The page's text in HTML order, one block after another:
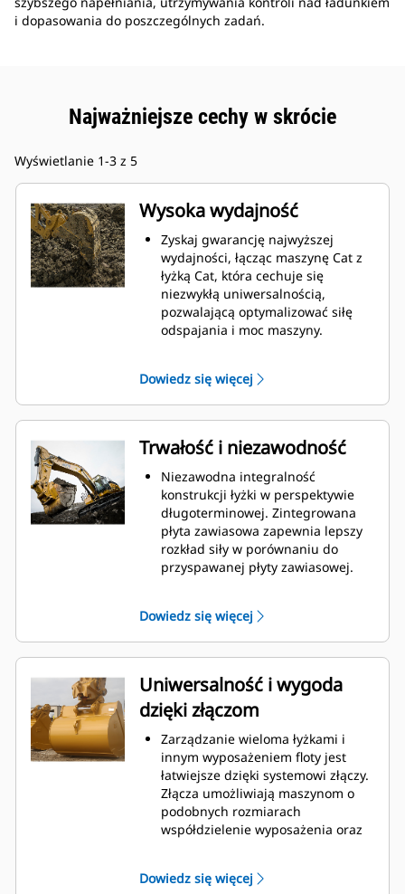
i dopasowania do poszczególnych zadań.
Najważniejsze cechy w skrócie
Wyświetlanie 1-3 z 5
Wysoka wydajność
Zyskaj gwarancję najwyższej
wydajności, łącząc maszynę Cat z
łyżką Cat, która cechuje się
niezwykłą uniwersalnością,
pozwalającą optymalizować siłę
odspajania i moc maszyny.
materiału na łyżkę. Zwiększony
prześwit lemiesza zapewnia
zmniejszony opór dolnej części
łyżki, co obniża koszty związane z
konserwacją.
Zużycie paliwa jest najwyższe
podczas kopania. Łyżki Cat
gwarantują szybkie cięcie
materiału w celu zwiększenia
ogólnej wydajności pracy maszyny.
Możesz załadować większą ilość
pozwalają utrzymać większość
materiału w łyżce podczas każdego
załadunku.
Dowiedz się więcej
Trwałość i niezawodność
Niezawodna integralność
konstrukcji łyżki w perspektywie
długoterminowej. Zintegrowana
płyta zawiasowa zapewnia lepszy
rozkład siły w porównaniu do
przyspawanej płyty zawiasowej.
odpornej na ścieranie stali,
zwłaszcza w przypadku
podzespołów podatnych na
nadmierne zużycie.
Chroń najważniejsze, podatne na
zużycie obszary łyżki za pomocą
osprzętu do prac ziemnych (GET)
Cat.
Zwiększ produkcję w
wymagających zastosowaniach,
ułatw penetrację podczas
stertowania i skróć czas trwania
cyklu za pomocą systemu Cat®
Montuj i demontuj końcówki
Dowiedz się więcej
Uniwersalność i wygoda
dzięki złączom
Zarządzanie wieloma łyżkami i
innym wyposażeniem floty jest
łatwiejsze dzięki systemowi złączy.
Złącza umożliwiają maszynom o
podobnych rozmiarach
współdzielenie wyposażenia oraz
Łyżki, które można zamocować
Dowiedz się więcej